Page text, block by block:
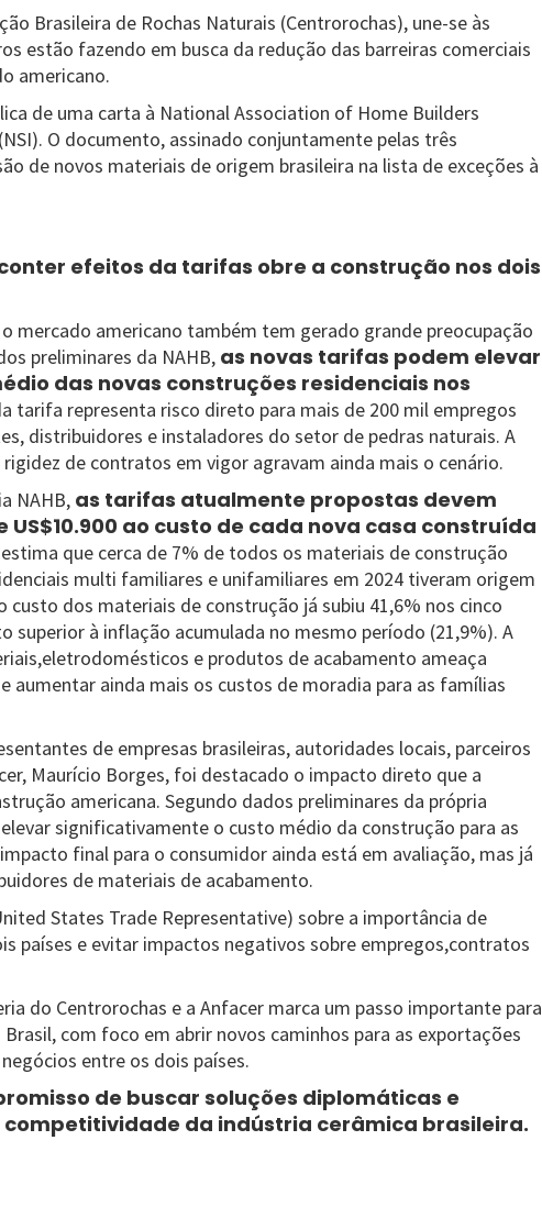
Brasileira de Rochas Naturais (Centrorochas), une-se às
estão fazendo em busca da redução das barreiras comerciais
americano.
de uma carta à National Association of Home Builders
O documento, assinado conjuntamente pelas três
de novos materiais de origem brasileira na lista de exceções à
efeitos da tarifas obre a construção nos dois
mercado americano também tem gerado grande preocupação
preliminares da NAHB, as novas tarifas podem elevar
das novas construções residenciais nos
tarifa representa risco direto para mais de 200 mil empregos
distribuidores e instaladores do setor de pedras naturais. A
de contratos em vigor agravam ainda mais o cenário.
NAHB, as tarifas atualmente propostas devem
ao custo de cada nova casa construída
que cerca de 7% de todos os materiais de construção
multi familiares e unifamiliares em 2024 tiveram origem
custo dos materiais de construção já subiu 41,6% nos cinco
superior à inflação acumulada no mesmo período (21,9%). A
e produtos de acabamento ameaça
aumentar ainda mais os custos de moradia para as famílias
de empresas brasileiras, autoridades locais, parceiros
Maurício Borges, foi destacado o impacto direto que a
americana. Segundo dados preliminares da própria
significativamente o custo médio da construção para as
final para o consumidor ainda está em avaliação, mas já
de materiais de acabamento.
States Trade Representative) sobre a importância de
países e evitar impactos negativos sobre empregos,contratos
do Centrorochas e a Anfacer marca um passo importante para
com foco em abrir novos caminhos para as exportações
entre os dois países.
de buscar soluções diplomáticas e
da indústria cerâmica brasileira.